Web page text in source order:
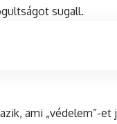
sugall.
ami „védelem”-